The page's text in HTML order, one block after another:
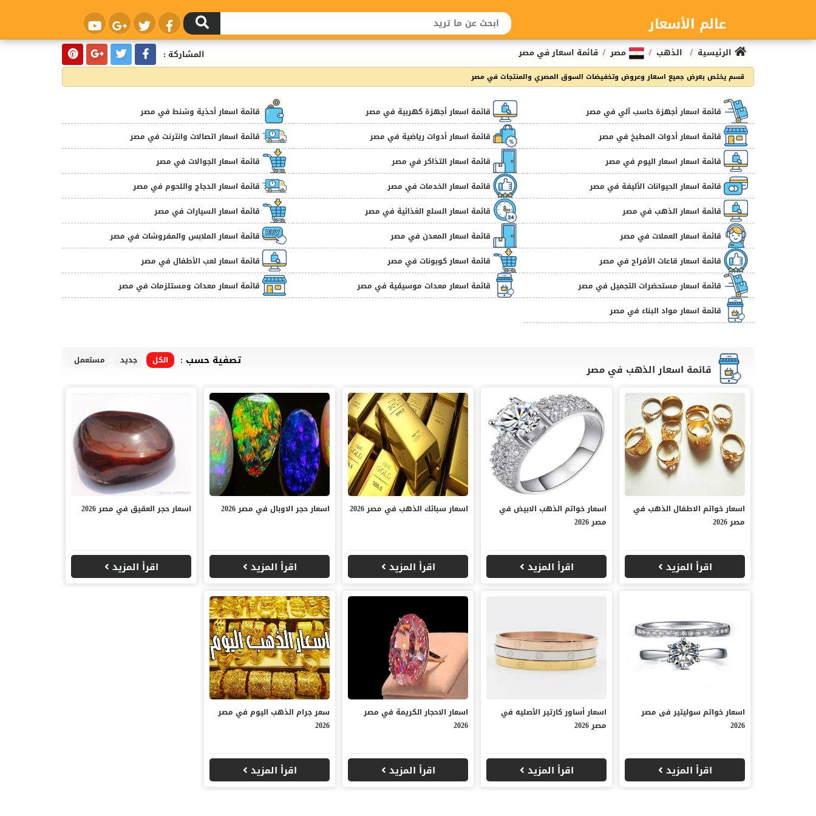
عالم الأسعار
الرئيسية / الذهب / مصر / قائمة اسعار في مصر المشاركة :
قسم يختص بعرض جميع اسعار وعروض وتخفيضات السوق المصري والمنتجات في مصر
قائمة اسعار أجهزة حاسب آلي في مصر قائمة اسعار أجهزة كهربية في مصر
قائمة اسعار أحذية وشنط في مصر
قائمة اسعار أدوات المطبخ في مصر
قائمة اسعار أدوات رياضية في مصر
قائمة اسعار اتصالات وانترنت في مصر
قائمة اسعار اسعار اليوم في مصر
قائمة اسعار التذاكر في مصر
قائمة اسعار الجوالات في مصر
قائمة اسعار الحيوانات الأليفة في مصر
قائمة اسعار الخدمات في مصر
قائمة اسعار الدجاج واللحوم في مصر
قائمة اسعار الذهب في مصر
قائمة اسعار السلع الغذائية في مصر
قائمة اسعار السيارات في مصر
قائمة اسعار العملات في مصر
قائمة اسعار المعدن في مصر
قائمة اسعار الملابس والمفروشات في مصر
قائمة اسعار قاعات الأفراح في مصر
قائمة اسعار كوبونات في مصر
قائمة اسعار لعب الأطفال في مصر
قائمة اسعار مستحضرات التجميل في مصر
قائمة اسعار معدات موسيقية في مصر
قائمة اسعار معدات ومستلزمات في مصر
قائمة اسعار مواد البناء في مصر
قائمة اسعار الذهب في مصر
تصفية حسب : الكل جديد مستعمل
اسعار خواتم الاطفال الذهب في
مصر 2026
اقرأ المزيد
اسعار خواتم الذهب الابيض في
مصر 2026
اقرأ المزيد
اسعار سبائك الذهب في مصر 2026
اقرأ المزيد
اسعار حجر الاوبال في مصر 2026
اقرأ المزيد
اسعار حجر العقيق في مصر 2026
اقرأ المزيد
اسعار خواتم سوليتير فى مصر
2026
اقرأ المزيد
اسعار أساور كارتير الأصليه في
مصر 2026
اقرأ المزيد
اسعار الاحجار الكريمة في مصر
2026
اقرأ المزيد
سعر جرام الذهب اليوم في مصر
2026
اقرأ المزيد